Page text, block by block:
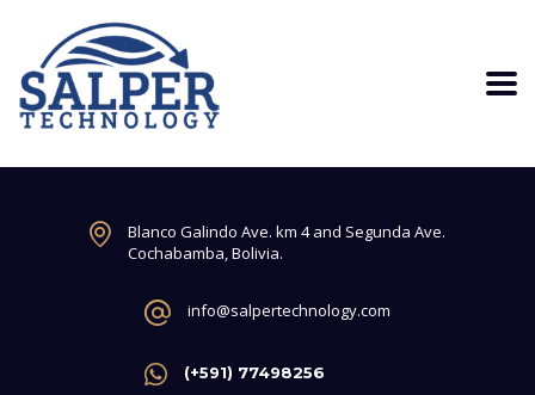
Blanco Galindo Ave. km 4 and Segunda Ave.
Cochabamba, Bolivia.
info@salpertechnology.com
(+591) 77498256